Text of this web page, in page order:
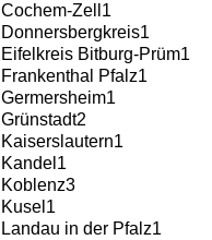
Cochem-Zell 1
Donnersbergkreis1
Eifelkreis Bitburg-Prüm1
Frankenthal Pfalz1
Germersheim1
Grünstadt2
Kaiserslautern1
Kandel 1
Koblenz3
Kusel 1
Landau in der Pfalz1